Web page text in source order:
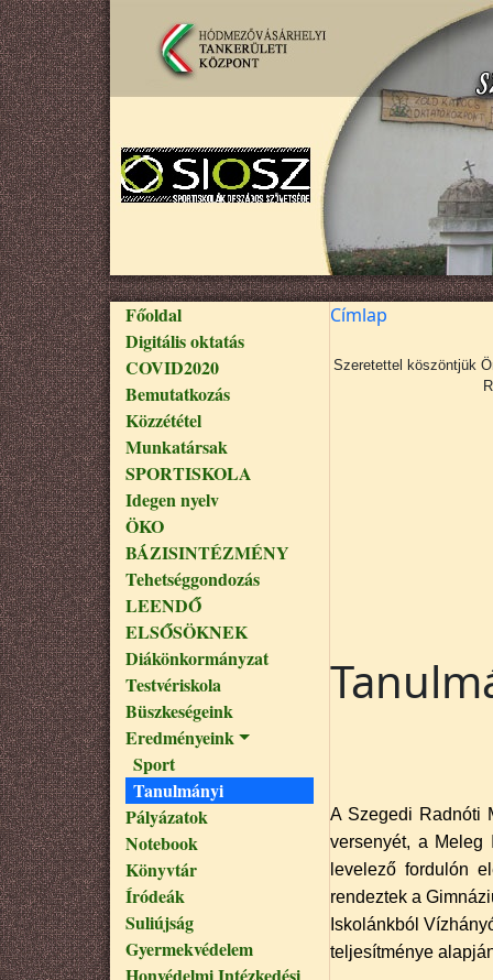
Ugrás a tartalomra
Fő navigáció
Főoldal
Digitális oktatás
COVID2020
Bemutatkozás
Közzététel
Munkatársak
SPORTISKOLA
Idegen nyelv
ÖKO
BÁZISINTÉZMÉNY
Tehetséggondozás
LEENDŐ
ELSŐSÖKNEK
Diákönkormányzat
Testvériskola
Büszkeségeink
Eredményeink
Sport
Tanulmányi
Pályázatok
Notebook
Könyvtár
Íródeák
Suliújság
Gyermekvédelem
Címlap
Szeretettel köszöntjük
A Szegedi Radnóti
versenyét, a Meleg
levelező fordulón
rendeztek a
Iskolánkból
teljesítménye